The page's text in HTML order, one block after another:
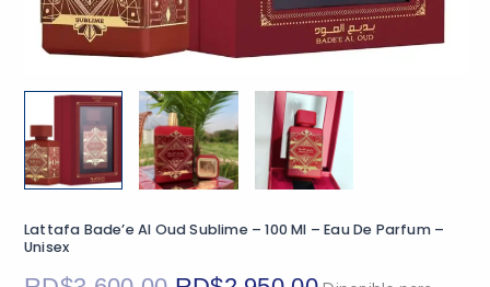
Lattafa Bade’e Al Oud Sublime – 100 Ml – Eau De Parfum –
Unisex